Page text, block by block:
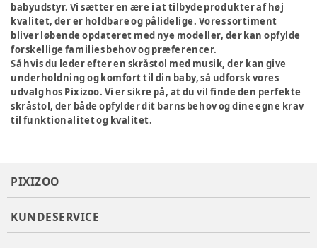
babyudstyr. Vi sætter en ære i at tilbyde produkter af høj
kvalitet, der er holdbare og pålidelige. Vores sortiment
bliver løbende opdateret med nye modeller, der kan opfylde
forskellige families behov og præferencer.
Så hvis du leder efter en skråstol med musik, der kan give
underholdning og komfort til din baby, så udforsk vores
udvalg hos Pixizoo. Vi er sikre på, at du vil finde den perfekte
skråstol, der både opfylder dit barns behov og dine egne krav
til funktionalitet og kvalitet.
PIXIZOO
KUNDESERVICE